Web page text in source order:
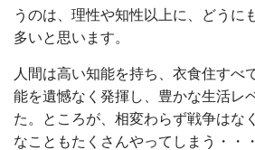
うのは、理性や知性以上に、どうに
多いと思います。
人間は高い知能を持ち、衣食住すべ
能を遺憾なく発揮し、豊かな生活レ
た。ところが、相変わらず戦争はな
なこともたくさんやってしまう・・